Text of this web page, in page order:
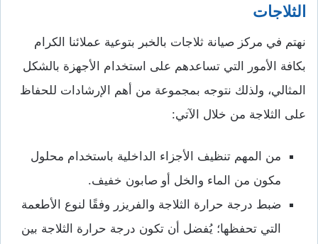
الثلاجات
نهتم في مركز صيانة ثلاجات بالخبر بتوعية عملائنا الكرام
بكافة الأمور التي تساعدهم على استخدام الأجهزة بالشكل
المثالي، ولذلك نتوجه بمجموعة من أهم الإرشادات للحفاظ
على الثلاجة من خلال الآتي:
من المهم تنظيف الأجزاء الداخلية باستخدام محلول
مكون من الماء والخل أو صابون خفيف.
ضبط درجة حرارة الثلاجة والفريزر وفقًا لنوع الأطعمة
التي تحفظها؛ يُفضل أن تكون درجة حرارة الثلاجة بين